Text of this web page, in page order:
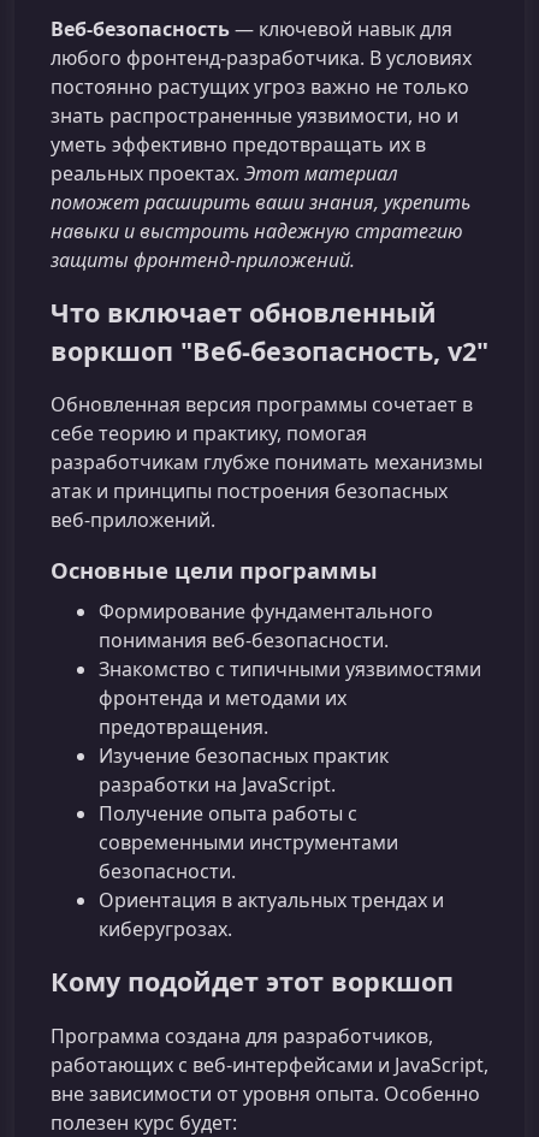
Веб-безопасность— ключевой навык для
любого фронтенд-разработчика. В условиях
постоянно растущих угроз важно не только
знать распространенные уязвимости, но и
уметь эффективно предотвращать их в
реальных проектах. Этот материал
поможет расширить ваши знания, укрепить
навыки и выстроить надежную стратегию
защиты фронтенд-приложений.
Что включает обновленный
воркшоп "Веб-безопасность, v2"
Обновленная версия программы сочетает в
себе теорию и практику, помогая
разработчикам глубже понимать механизмы
атак и принципы построения безопасных
веб-приложений.
Основные цели программы
Формирование фундаментального
понимания веб-безопасности.
Знакомство с типичными уязвимостями
фронтенда и методами их
предотвращения.
Изучение безопасных практик
разработки на JavaScript.
Получение опыта работы с
современными инструментами
безопасности.
Ориентация в актуальных трендах и
киберугрозах.
Кому подойдет этот воркшоп
Программа создана для разработчиков,
работающих с веб-интерфейсами и JavaScript,
вне зависимости от уровня опыта. Особенно
полезен курс будет: